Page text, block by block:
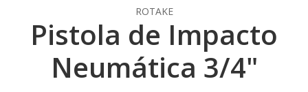
ROTAKE
Pistola de Impacto
Neumática 3/4"